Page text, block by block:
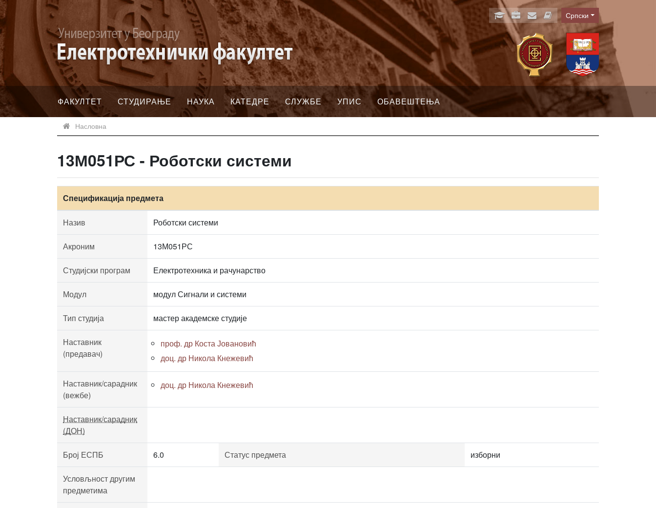
Language
Српски
ФАКУЛТЕТ СТУДИРАЊЕ НАУКА КАТЕДРЕ СЛУЖБЕ УПИС ОБАВЕШТЕЊА
Насловна
13М051РС - Роботски системи
Спецификација предмета
Назив Роботски системи
Акроним 13М051РС
Студијски програм Електротехника и рачунарство
Модул модул Сигнали и системи
Тип студија мастер академске студије
Наставник
(предавач)
проф. др Коста Јовановић
доц. др Никола Кнежевић
Наставник/сарадник
(вежбе)
доц. др Никола Кнежевић
Наставник/сарадник
(ДОН)
Број ЕСПБ 6.0 Статус предмета изборни
Условљност другим
предметима